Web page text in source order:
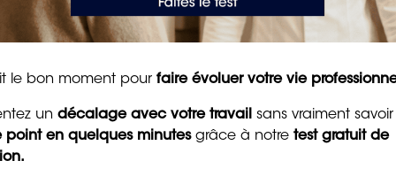
par la
?
et la confiance
8 min. de lecture
le bon moment pour faire évoluer votre vie
un décalage avec votre travail sans vraiment
point en quelques minutesgrâce à notre test gratuit de